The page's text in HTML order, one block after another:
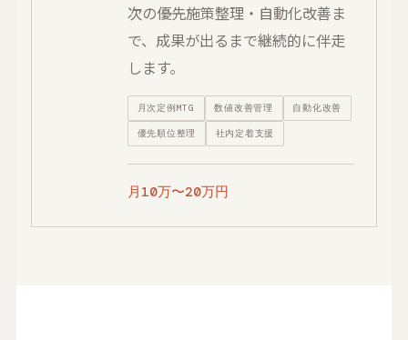
次の優先施策整理・自動化改善ま
で、成果が出るまで継続的に伴走
します。
月次定例MTG 数値改善管理 自動化改善
優先順位整理 社内定着支援
月10万〜20万円